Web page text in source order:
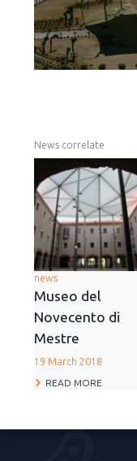
News correlate
news
Museo del
Novecento di
Mestre
19 March 2018
READ MORE